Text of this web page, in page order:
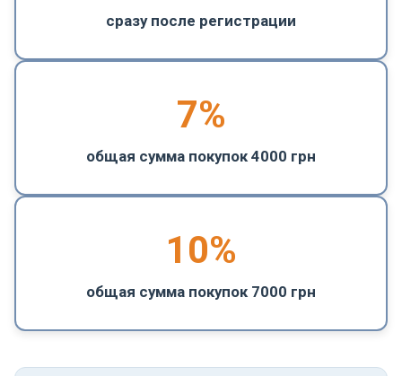
сразу после регистрации
7%
общая сумма покупок 4000 грн
10%
общая сумма покупок 7000 грн